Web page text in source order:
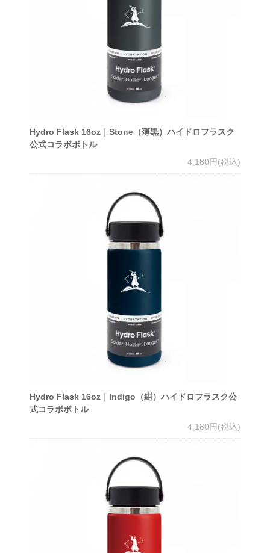
Hydro Flask 16oz｜Stone（薄黒）ハイドロフラスク
公式コラボボトル
4,180円(税込)
Hydro Flask 16oz｜Indigo（紺）ハイドロフラスク公
式コラボボトル
4,180円(税込)